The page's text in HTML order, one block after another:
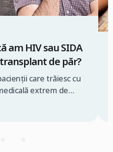
am HIV sau SIDA
de păr?
care trăiesc cu
extrem de
intervenției